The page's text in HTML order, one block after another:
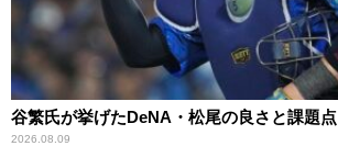
谷繁氏が挙げたDeNA・松尾の良さと課題点
2026.08.09